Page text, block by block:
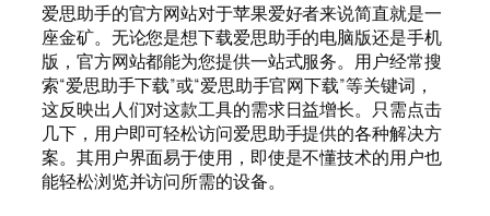
爱思助手的官方网站对于苹果爱好者来说简直就是一
座金矿。无论您是想下载爱思助手的电脑版还是手机
版，官方网站都能为您提供一站式服务。用户经常搜
索“爱思助手下载”或“爱思助手官网下载”等关键词，
这反映出人们对这款工具的需求日益增长。只需点击
几下，用户即可轻松访问爱思助手提供的各种解决方
案。其用户界面易于使用，即使是不懂技术的用户也
能轻松浏览并访问所需的设备。